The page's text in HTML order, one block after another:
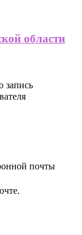
области
запись
почты